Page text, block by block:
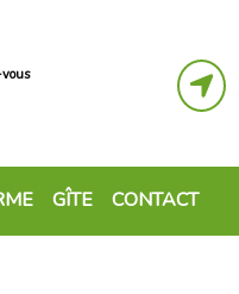
GÎTE CONTACT